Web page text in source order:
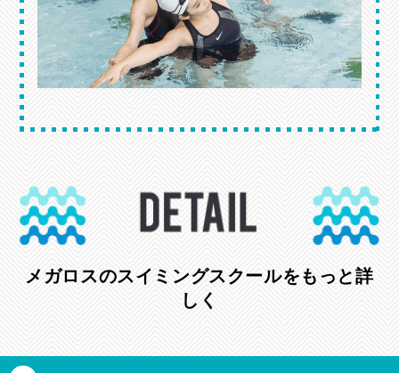
メガロスのスイミングスクールをもっと詳
しく